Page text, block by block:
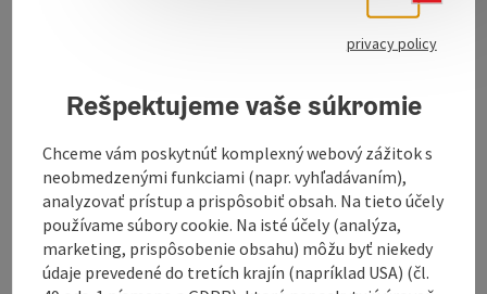
square, which, in the days of the farming burghers,
the other side, these buildings are flanked by the
However, we walk through the former Hundsgraben,
which gets deeper as we go, toward the Wassertor.
After passing through this gate, you find yourself on
the banks of the Inn and in front of the mighty walls
of the former city fortifications. Walking upstream,
after about a hundred ...
Display complete description
privacy policy
Rešpektujeme vaše súkromie
Chceme vám poskytnúť komplexný webový zážitok s
neobmedzenými funkciami (napr. vyhľadávaním),
analyzovať prístup a prispôsobiť obsah. Na tieto účely
používame súbory cookie. Na isté účely (analýza,
marketing, prispôsobenie obsahu) môžu byť niekedy
údaje prevedené do tretích krajín (napríklad USA) (čl.